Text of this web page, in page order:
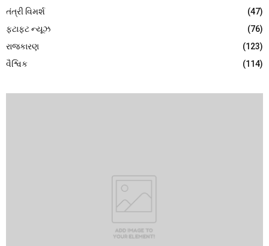
તંત્રી વિમર્શ
(47)
ફટાફટ ન્યૂઝ
(76)
રાજકારણ
(123)
વૈશ્વિક
(114)